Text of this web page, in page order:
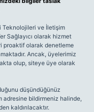
Teknolojileri ve İletişim
Sağlayıcı olarak hizmet
proaktif olarak denetleme
Ancak, üyelerimiz
olup, siteye üye olarak
düşündüğünüz
adresine bildirmeniz halinde,
kaldırılacaktır.